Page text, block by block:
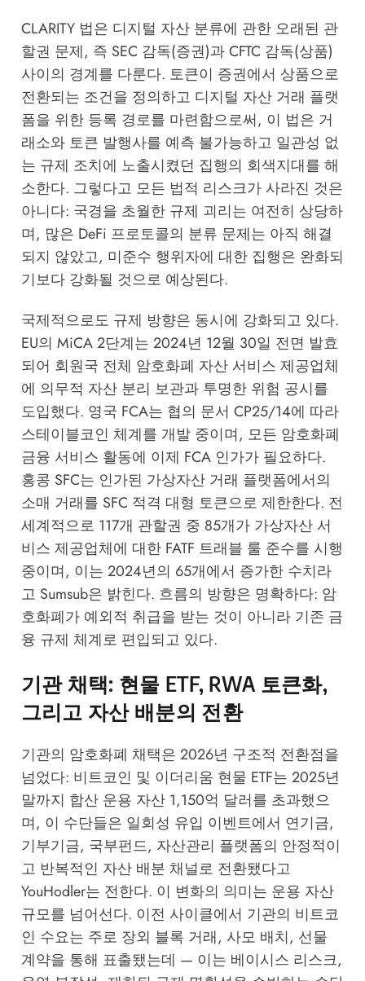
CLARITY 법은 디지털 자산 분류에 관한 오래된 관
할권 문제, 즉 SEC 감독(증권)과 CFTC 감독(상품)
사이의 경계를 다룬다. 토큰이 증권에서 상품으로
전환되는 조건을 정의하고 디지털 자산 거래 플랫
폼을 위한 등록 경로를 마련함으로써, 이 법은 거
래소와 토큰 발행사를 예측 불가능하고 일관성 없
는 규제 조치에 노출시켰던 집행의 회색지대를 해
소한다. 그렇다고 모든 법적 리스크가 사라진 것은
아니다: 국경을 초월한 규제 괴리는 여전히 상당하
며, 많은 DeFi 프로토콜의 분류 문제는 아직 해결
되지 않았고, 미준수 행위자에 대한 집행은 완화되
기보다 강화될 것으로 예상된다.
국제적으로도 규제 방향은 동시에 강화되고 있다.
EU의 MiCA 2단계는 2024년 12월 30일 전면 발효
되어 회원국 전체 암호화폐 자산 서비스 제공업체
에 의무적 자산 분리 보관과 투명한 위험 공시를
도입했다. 영국 FCA는 협의 문서 CP25/14에 따라
스테이블코인 체계를 개발 중이며, 모든 암호화폐
금융 서비스 활동에 이제 FCA 인가가 필요하다.
홍콩 SFC는 인가된 가상자산 거래 플랫폼에서의
소매 거래를 SFC 적격 대형 토큰으로 제한한다. 전
세계적으로 117개 관할권 중 85개가 가상자산 서
비스 제공업체에 대한 FATF 트래블 룰 준수를 시행
중이며, 이는 2024년의 65개에서 증가한 수치라
고 Sumsub은 밝힌다. 흐름의 방향은 명확하다: 암
호화폐가 예외적 취급을 받는 것이 아니라 기존 금
융 규제 체계로 편입되고 있다.
기관 채택: 현물 ETF, RWA 토큰화,
그리고 자산 배분의 전환
기관의 암호화폐 채택은 2026년 구조적 전환점을
넘었다: 비트코인 및 이더리움 현물 ETF는 2025년
말까지 합산 운용 자산 1,150억 달러를 초과했으
며, 이 수단들은 일회성 유입 이벤트에서 연기금,
기부기금, 국부펀드, 자산관리 플랫폼의 안정적이
고 반복적인 자산 배분 채널로 전환됐다고
YouHodler는 전한다. 이 변화의 의미는 운용 자산
규모를 넘어선다. 이전 사이클에서 기관의 비트코
인 수요는 주로 장외 블록 거래, 사모 배치, 선물
계약을 통해 표출됐는데 — 이는 베이시스 리스크,